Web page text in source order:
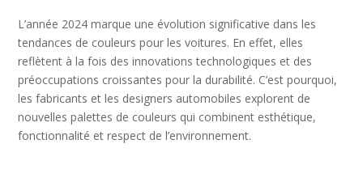
L’année 2024 marque une évolution significative dans les
tendances de couleurs pour les voitures. En effet, elles
reflètent à la fois des innovations technologiques et des
préoccupations croissantes pour la durabilité. C’est pourquoi,
les fabricants et les designers automobiles explorent de
nouvelles palettes de couleurs qui combinent esthétique,
fonctionnalité et respect de l’environnement.